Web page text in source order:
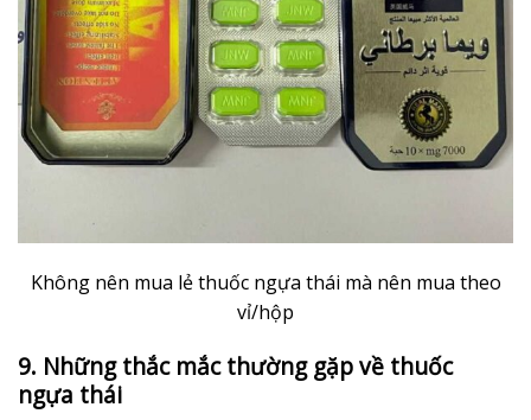
Không nên mua lẻ thuốc ngựa thái mà nên mua theo
vỉ/hộp
9. Những thắc mắc thường gặp về thuốc
ngựa thái